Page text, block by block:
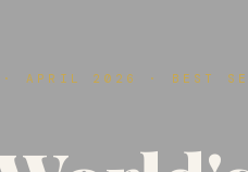
APRIL 2026 · BEST